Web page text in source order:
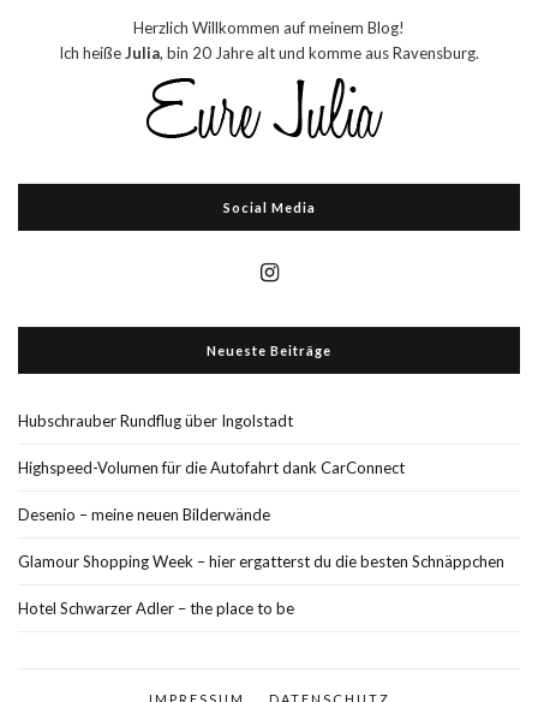
Herzlich Willkommen auf meinem Blog!
Ich heißeJulia, bin 20 Jahre alt und komme aus Ravensburg.
Social Media
Neueste Beiträge
Hubschrauber Rundflug über Ingolstadt
Highspeed-Volumen für die Autofahrt dank CarConnect
Desenio – meine neuen Bilderwände
Glamour Shopping Week – hier ergatterst du die besten Schnäppchen
Hotel Schwarzer Adler – the place to be